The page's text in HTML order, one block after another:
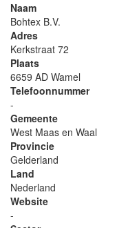
Naam
Bohtex B.V.
Adres
Kerkstraat 72
Plaats
6659 AD Wamel
Telefoonnummer
-
Gemeente
West Maas en Waal
Provincie
Gelderland
Land
Nederland
Website
-